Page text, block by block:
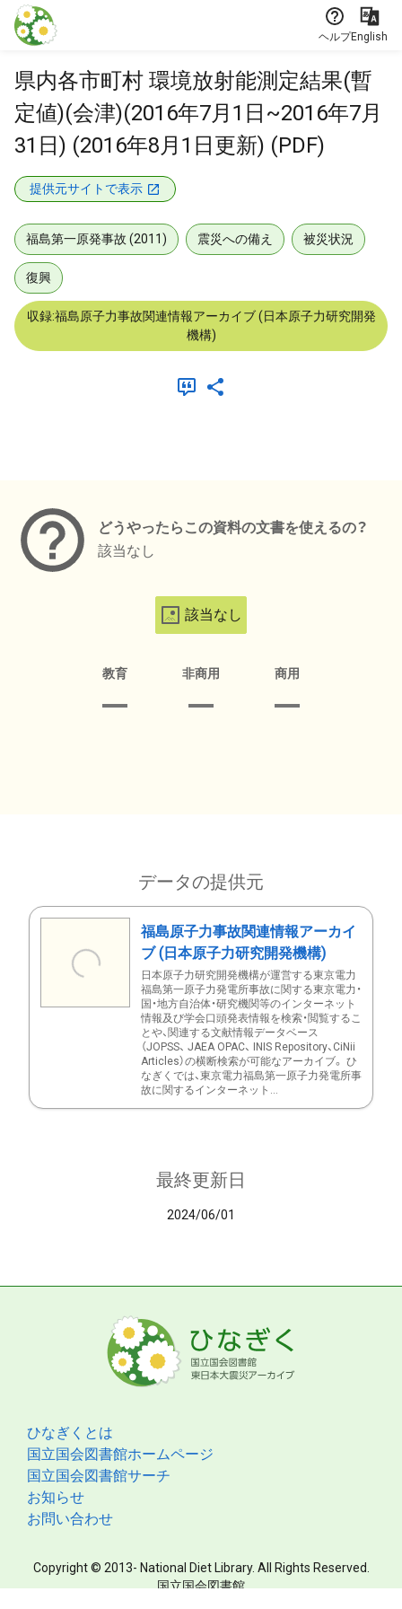
本文に飛ぶ
ヘルプEnglish
県内各市町村 環境放射能測定結果(暫
定値)(会津)(2016年7月1日~2016年7月
31日) (2016年8月1日更新) (PDF)
提供元サイトで表示
福島第一原発事故 (2011) 震災への備え 被災状況
復興
収録:福島原子力事故関連情報アーカイブ (日本原子力研究開発
機構)
どうやったらこの資料の文書を使えるの？
該当なし
該当なし
教育 非商用 商用
データの提供元
福島原子力事故関連情報アーカイ
ブ (日本原子力研究開発機構)
日本原子力研究開発機構が運営する東京電力
福島第一原子力発電所事故に関する東京電力・
国・地方自治体・研究機関等のインターネット
情報及び学会口頭発表情報を検索・閲覧するこ
とや、関連する文献情報データベース
（JOPSS、 JAEA OPAC、 INIS Repository、CiNii
Articles）の横断検索が可能なアーカイブ。 ひ
なぎくでは、東京電力福島第一原子力発電所事
故に関するインターネット...
最終更新日
2024/06/01
ひなぎくとは
国立国会図書館ホームページ
国立国会図書館サーチ
お知らせ
お問い合わせ
Copyright © 2013- National Diet Library. All Rights Reserved.